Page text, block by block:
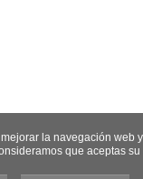
la navegación web
que aceptas su